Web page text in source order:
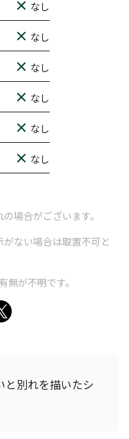
なし
なし
なし
なし
なし
なし
場合がございます。
ない場合は取置不可と
が不明です。
と別れを描いたシ